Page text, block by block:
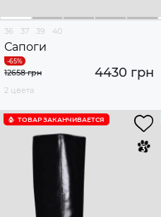
36 37 39 40
Сапоги
4430 грн
12658 грн
2 цвета
ТОВАР ЗАКАНЧИВАЕТСЯ